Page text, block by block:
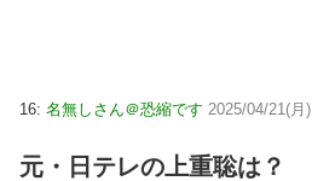
16: 名無しさん＠恐縮です 2025/04/21(
元・日テレの上重聡は？